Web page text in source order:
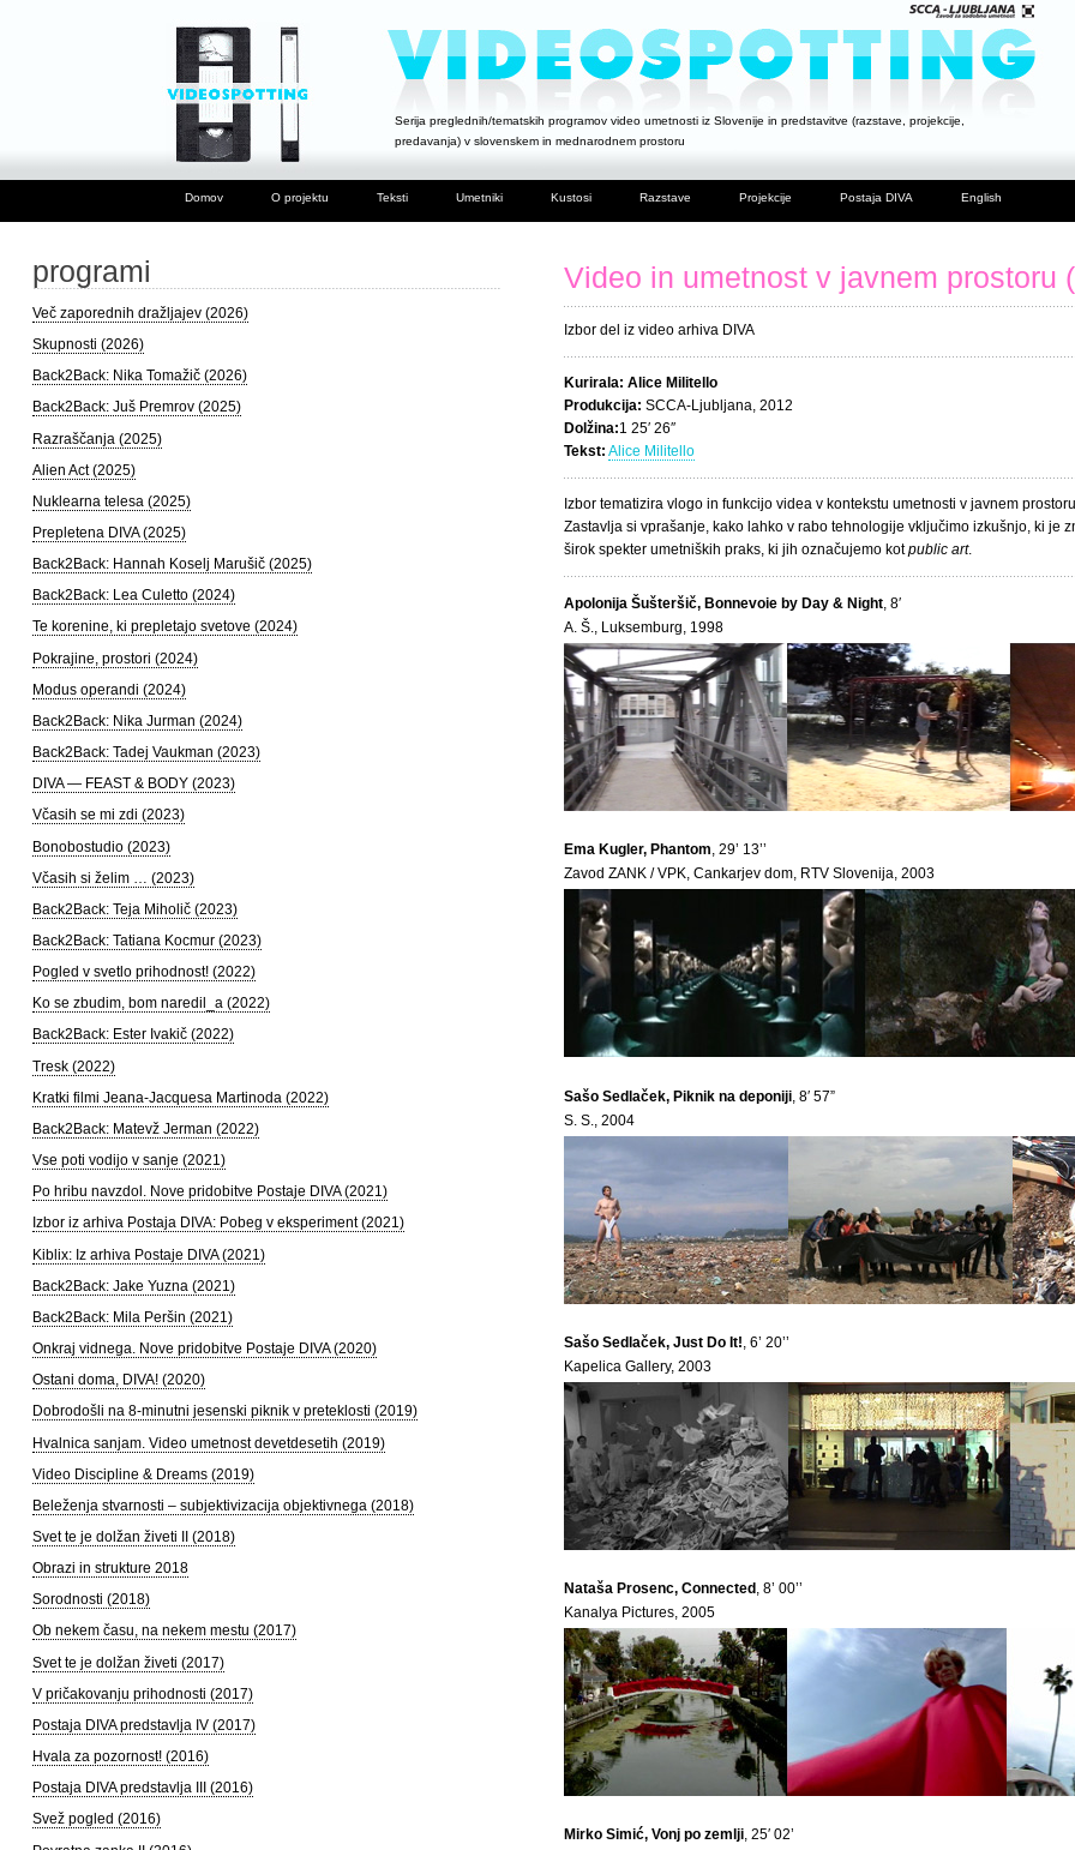
Serija preglednih/tematskih programov video umetnosti iz Slovenije in predstavitve (razstave, projekcije,
predavanja) v slovenskem in mednarodnem prostoru
Domov O projektu Teksti Umetniki Kustosi Razstave Projekcije Postaja DIVA English
Video in umetnost v javnem prostoru
Izbor del iz video arhiva DIVA
Kurirala: Alice Militello
Produkcija: SCCA-Ljubljana, 2012
Dolžina:1 25′ 26″
Tekst: Alice Militello
Izbor tematizira vlogo in funkcijo videa v kontekstu umetnosti v javnem
Zastavlja si vprašanje, kako lahko v rabo tehnologije vključimo izkušnjo, ki je
širok spekter umetniških praks, ki jih označujemo kotpublic art.
Apolonija Šušteršič, Bonnevoie by Day & Night, 8′
A. Š., Luksemburg, 1998
Ema Kugler, Phantom, 29’ 13’’
Zavod ZANK / VPK, Cankarjev dom, RTV Slovenija, 2003
Sašo Sedlaček, Piknik na deponiji , 8′ 57”
S. S., 2004
Sašo Sedlaček, Just Do It!, 6’ 20’’
Kapelica Gallery, 2003
Nataša Prosenc, Connected , 8’ 00’’
Kanalya Pictures, 2005
Mirko Simić, Vonj po zemlji, 25′ 02’
programi
Več zaporednih dražljajev (2026)
Skupnosti (2026)
Back2Back: Nika Tomažič (2026)
Back2Back: Juš Premrov (2025)
Razraščanja (2025)
Alien Act (2025)
Nuklearna telesa (2025)
Prepletena DIVA (2025)
Back2Back: Hannah Koselj Marušič (2025)
Back2Back: Lea Culetto (2024)
Te korenine, ki prepletajo svetove (2024)
Pokrajine, prostori (2024)
Modus operandi (2024)
Back2Back: Nika Jurman (2024)
Back2Back: Tadej Vaukman (2023)
DIVA — FEAST & BODY (2023)
Včasih se mi zdi (2023)
Bonobostudio (2023)
Včasih si želim … (2023)
Back2Back: Teja Miholič (2023)
Back2Back: Tatiana Kocmur (2023)
Pogled v svetlo prihodnost! (2022)
Ko se zbudim, bom naredil_a (2022)
Back2Back: Ester Ivakič (2022)
Tresk (2022)
Kratki filmi Jeana-Jacquesa Martinoda (2022)
Back2Back: Matevž Jerman (2022)
Vse poti vodijo v sanje (2021)
Po hribu navzdol. Nove pridobitve Postaje DIVA (2021)
Izbor iz arhiva Postaja DIVA: Pobeg v eksperiment (2021)
Kiblix: Iz arhiva Postaje DIVA (2021)
Back2Back: Jake Yuzna (2021)
Back2Back: Mila Peršin (2021)
Onkraj vidnega. Nove pridobitve Postaje DIVA (2020)
Ostani doma, DIVA! (2020)
Dobrodošli na 8-minutni jesenski piknik v preteklosti (2019)
Hvalnica sanjam. Video umetnost devetdesetih (2019)
Video Discipline & Dreams (2019)
Beleženja stvarnosti – subjektivizacija objektivnega (2018)
Svet te je dolžan živeti II (2018)
Obrazi in strukture 2018
Sorodnosti (2018)
Ob nekem času, na nekem mestu (2017)
Svet te je dolžan živeti (2017)
V pričakovanju prihodnosti (2017)
Postaja DIVA predstavlja IV (2017)
Hvala za pozornost! (2016)
Postaja DIVA predstavlja III (2016)
Svež pogled (2016)